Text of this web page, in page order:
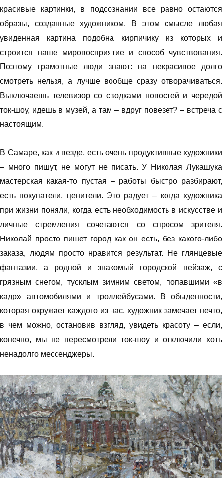
красивые картинки, в подсознании все равно остаются
образы, созданные художником. В этом смысле любая
увиденная картина подобна кирпичику из которых и
строится наше мировосприятие и способ чувствования.
Поэтому грамотные люди знают: на некрасивое долго
смотреть нельзя, а лучше вообще сразу отворачиваться.
Выключаешь телевизор со сводками новостей и чередой
ток-шоу, идешь в музей, а там – вдруг повезет? – встреча с
настоящим.
В Самаре, как и везде, есть очень продуктивные художники
– много пишут, не могут не писать. У Николая Лукашука
мастерская какая-то пустая – работы быстро разбирают,
есть покупатели, ценители. Это радует – когда художника
при жизни поняли, когда есть необходимость в искусстве и
личные стремления сочетаются со спросом зрителя.
Николай просто пишет город как он есть, без какого-либо
заказа, людям просто нравится результат. Не глянцевые
фантазии, а родной и знакомый городской пейзаж, с
грязным снегом, тусклым зимним светом, попавшими «в
кадр» автомобилями и троллейбусами. В обыденности,
которая окружает каждого из нас, художник замечает нечто,
в чем можно, остановив взгляд, увидеть красоту – если,
конечно, мы не пересмотрели ток-шоу и отключили хоть
ненадолго мессенджеры.